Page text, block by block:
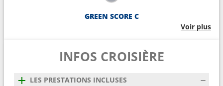
GREEN SCORE C
Voir plus
INFOS CROISIÈRE
LES PRESTATIONS INCLUSES